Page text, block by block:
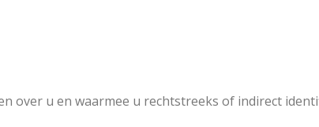
over u en waarmee u rechtstreeks of indirect